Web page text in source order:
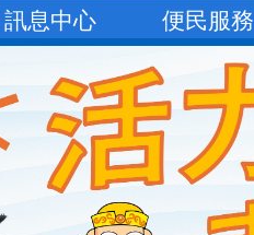
訊息中心 便民服務